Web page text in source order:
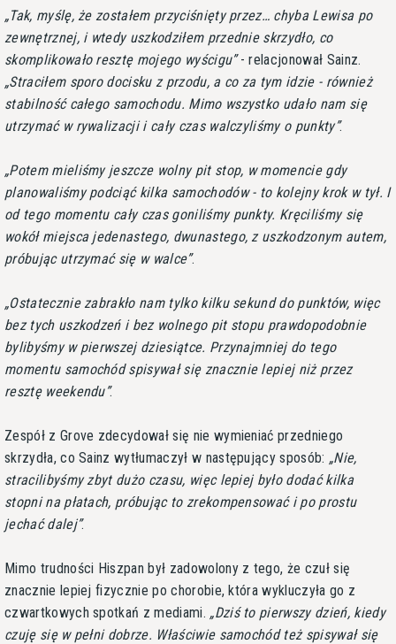
Tak, myślę, że zostałem przyciśnięty przez… chyba Lewisa po
zewnętrznej, i wtedy uszkodziłem przednie skrzydło, co
skomplikowało resztę mojego wyścigu - relacjonował Sainz.
Straciłem sporo docisku z przodu, a co za tym idzie - również
stabilność całego samochodu. Mimo wszystko udało nam się
utrzymać w rywalizacji i cały czas walczyliśmy o punkty .
Potem mieliśmy jeszcze wolny pit stop, w momencie gdy
planowaliśmy podciąć kilka samochodów - to kolejny krok w tył. I
od tego momentu cały czas goniliśmy punkty. Kręciliśmy się
wokół miejsca jedenastego, dwunastego, z uszkodzonym autem,
próbując utrzymać się w walce .
Ostatecznie zabrakło nam tylko kilku sekund do punktów, więc
bez tych uszkodzeń i bez wolnego pit stopu prawdopodobnie
bylibyśmy w pierwszej dziesiątce. Przynajmniej do tego
momentu samochód spisywał się znacznie lepiej niż przez
resztę weekendu .
Zespół z Grove zdecydował się nie wymieniać przedniego
skrzydła, co Sainz wytłumaczył w następujący sposób:
Nie,
stracilibyśmy zbyt dużo czasu, więc lepiej było dodać kilka
stopni na płatach, próbując to zrekompensować i po prostu
jechać dalej .
Mimo trudności Hiszpan był zadowolony z tego, że czuł się
znacznie lepiej fizycznie po chorobie, która wykluczyła go z
czwartkowych spotkań z mediami.
Dziś to pierwszy dzień, kiedy
czuję się w pełni dobrze. Właściwie samochód też spisywał się